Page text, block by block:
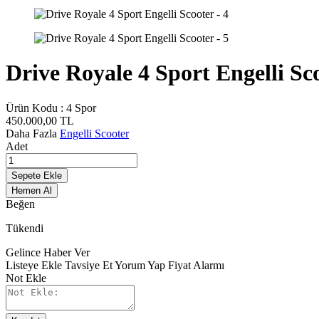
Drive Royale 4 Sport Engelli
Ürün Kodu : 4 Spor
450.000,00 TL
Daha Fazla Engelli Scooter
Adet
Sepete Ekle
Hemen Al
Beğen
Tükendi
Gelince Haber Ver
Listeye Ekle Tavsiye EtYorum Yap Fiyat Alarmı
Not Ekle